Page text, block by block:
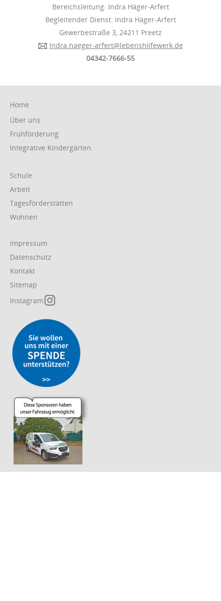
Bereichsleitung: Indra Häger-Arfert
Begleitender Dienst: Indra Häger-Arfert
Gewerbestraße 3, 24211 Preetz
Indra.haeger-arfert@lebenshilfewerk.de
04342-7666-55
überspringen
Home
Über uns
Frühförderung
Integrative Kindergärten
überspringen
Schule
Arbeit
Tagesförderstätten
Wohnen
überspringen
Impressum
Datenschutz
Kontakt
Sitemap
Instagram